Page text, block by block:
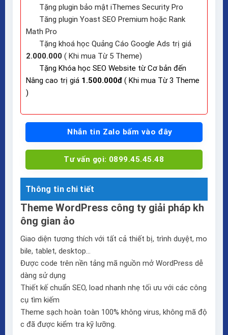
Tặng plugin bảo mật iThemes Security Pro
Tăng plugin Yoast SEO Premium hoặc Rank
Math Pro
Tặng khoá học Quảng Cáo Google Ads trị giá
2.000.000 ( Khi mua Từ 5 Theme)
Tặng Khóa học SEO Website từ Cơ bản đến
Nâng cao trị giá 1.500.000đ ( Khi mua Từ 3 Theme
)
Nhắn tin Zalo bấm vào đây
Tư vấn gọi: 0899.45.45.48
Thông tin chi tiết
Theme WordPress công ty giải pháp kh
ông gian ảo
Giao diện tương thích với tất cả thiết bị, trình duyệt, mo
bile, tablet, desktop…
Được code trên nền tảng mã nguồn mở WordPress dễ
dàng sử dụng
Thiết kế chuẩn SEO, load nhanh nhẹ tối ưu với các công
cụ tìm kiếm
Theme sạch hoàn toàn 100% không virus, không mã độ
c đã được kiểm tra kỹ lưỡng.